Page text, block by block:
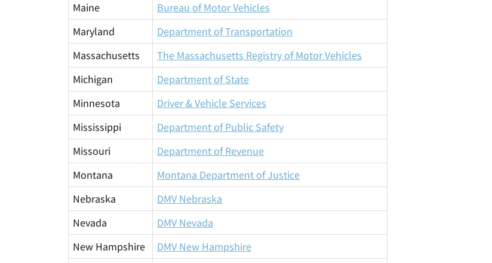
Maine
Bureau of Motor Vehicles
Maryland
Department of Transportation
Massachusetts
The Massachusetts Registry of Motor Vehicles
Michigan
Department of State
Minnesota
Driver & Vehicle Services
Mississippi
Department of Public Safety
Missouri
Department of Revenue
Montana
Montana Department of Justice
Nebraska
DMV Nebraska
Nevada
DMV Nevada
New Hampshire
DMV New Hampshire